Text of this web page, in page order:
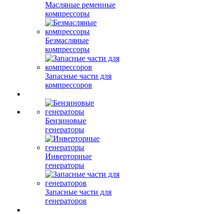
Масляные ременные
компрессоры
Безмасляные
компрессоры
Запасные части для
компрессоров
Бензиновые
генераторы
Инверторные
генераторы
Запасные части для
генераторов